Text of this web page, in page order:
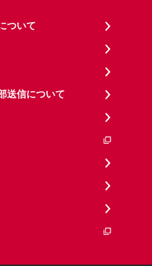
ついて
送信について